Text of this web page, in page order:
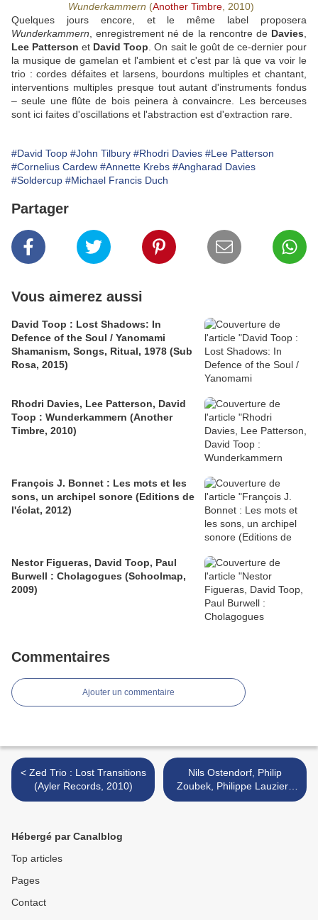
Wunderkammern (Another Timbre , 2010)
Quelques jours encore, et le même label proposera
Wunderkammern , enregistrement né de la rencontre de Davies
Lee Patterson et David Toop . On sait le goût de ce-dernier pour
la musique de gamelan et l'ambient et c'est par là que va voir le
trio : cordes défaites et larsens, bourdons multiples et chantant,
interventions multiples presque tout autant d'instruments fondus
– seule une flûte de bois peinera à convaincre. Les berceuses
sont ici faites d'oscillations et l'abstraction est d'extraction rare.
#David Toop #John Tilbury #Rhodri Davies #Lee Patterson
#Cornelius Cardew #Annette Krebs #Angharad Davies
#Soldercup #Michael Francis Duch
Partager
Vous aimerez aussi
David Toop : Lost Shadows: In
Defence of the Soul / Yanomami
Shamanism, Songs, Ritual, 1978 (Sub
Rosa, 2015)
Rhodri Davies, Lee Patterson, David
Toop : Wunderkammern (Another
Timbre, 2010)
François J. Bonnet : Les mots et les
sons, un archipel sonore (Editions de
l'éclat, 2012)
Nestor Figueras, David Toop, Paul
Burwell : Cholagogues (Schoolmap,
2009)
Commentaires
Ajouter un commentaire
< Zed Trio : Lost Transitions
(Ayler Records, 2010)
Nils Ostendorf, Philip
Zoubek, Philippe Lauzier :
Subsurface (Schraum,
Hébergé par Canalblog
Top articles
Pages
Contact